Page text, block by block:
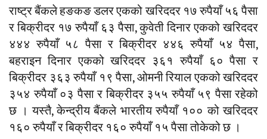
राष्ट्र बैंकले हङकङ डलर एकको खरिददर १७ रुपैयाँ ५६ पैसा
र बिक्रीदर १७ रुपैयाँ ६३ पैसा, कुवेती दिनार एकको खरिददर
४४४ रुपैयाँ ५८ पैसा र बिक्रीदर ४४६ रुपैयाँ ५४ पैसा,
बहराइन दिनार एकको खरिददर ३६१ रुपैयाँ ६० पैसा र
बिक्रीदर ३६३ रुपैयाँ १९ पैसा, ओमनी रियाल एकको खरिददर
३५४ रुपैयाँ ०३ पैसा र बिक्रीदर ३५५ रुपैयाँ ५९ पैसा रहेको
छ । यस्तै, केन्द्रीय बैंकले भारतीय रुपैयाँ १०० को खरिददर
१६० रुपैयाँ र बिक्रीदर १६० रुपैयाँ १५ पैसा तोकेको छ ।